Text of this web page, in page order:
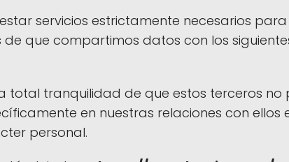
servicios estrictamente necesarios
que compartimos datos con los
total tranquilidad de que estos terceros
en nuestras relaciones con
personal.